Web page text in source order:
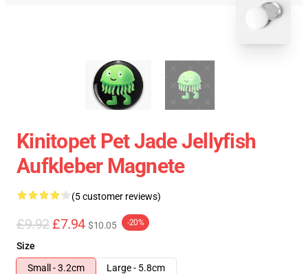
Kinitopet Pet Jade Jellyfish
Aufkleber Magnete
(5 customer reviews)
£9.92 £7.94 $10.05 -20%
Size
Small - 3.2cm
Large - 5.8cm